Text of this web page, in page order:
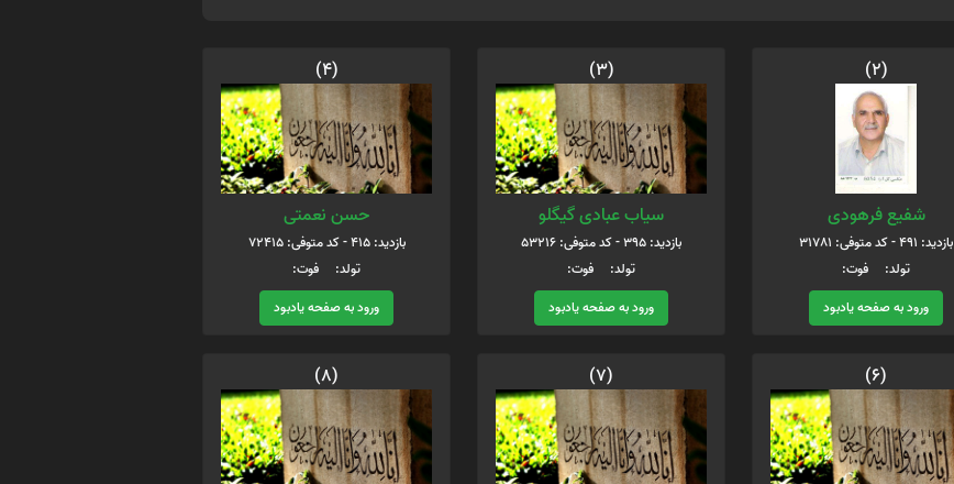
(2)
شفیع فرهودی
بازدید: 491 - کد متوفی: 31781
تولد: فوت:
ورود به صفحه یادبود
(3)
سیاب عبادی گیگلو
بازدید: 395 - کد متوفی: 53216
تولد: فوت:
ورود به صفحه یادبود
(4)
حسن نعمتی
بازدید: 415 - کد متوفی: 72415
تولد: فوت:
ورود به صفحه یادبود
(6)
(7)
(8)